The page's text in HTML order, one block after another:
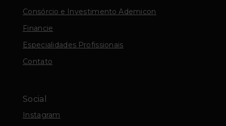
Consórcio e Investimento Ademicon
Financie
Especialidades Profissionais
Contato
Social
Instagram